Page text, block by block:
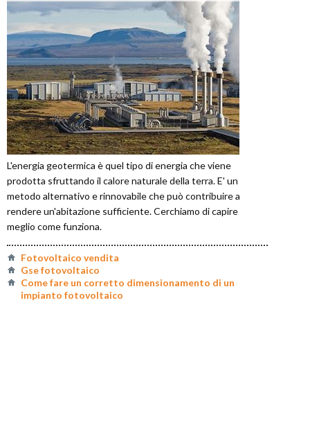
L'energia geotermica è quel tipo di energia che viene
prodotta sfruttando il calore naturale della terra. E' un
metodo alternativo e rinnovabile che può contribuire a
rendere un'abitazione sufficiente. Cerchiamo di capire
meglio come funziona.
Fotovoltaico vendita
Gse fotovoltaico
Come fare un corretto dimensionamento di un
impianto fotovoltaico